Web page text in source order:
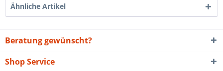
Ähnliche Artikel
Beratung gewünscht?
Shop Service